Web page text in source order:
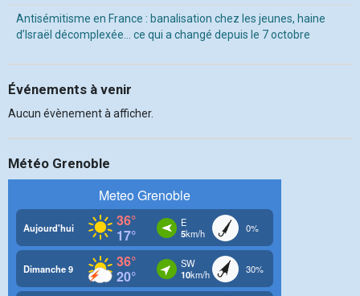
Antisémitisme en France : banalisation chez les jeunes, haine
d’Israël décomplexée… ce qui a changé depuis le 7 octobre
Événements à venir
Aucun évènement à afficher.
Météo Grenoble